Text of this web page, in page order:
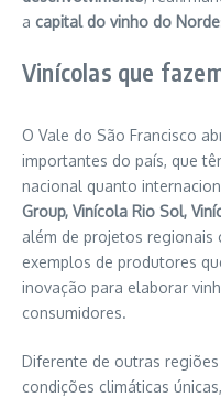
a capital do vinho do
Vinícolas que
O Vale do São Francisco
importantes do país, que
nacional quanto
Group, Vinícola Rio Sol,
além de projetos regionais
exemplos de produtores
inovação para elaborar
consumidores.
Diferente de outras
condições climáticas